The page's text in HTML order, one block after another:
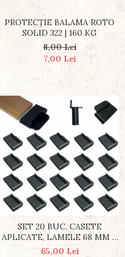
PROTECȚIE BALAMA ROTO
SOLID 322 | 160 KG
8,00 Lei
7,00 Lei
SET 20 BUC. CASETE
APLICATE, LAMELE 68 MM X
8 MM
65,00 Lei